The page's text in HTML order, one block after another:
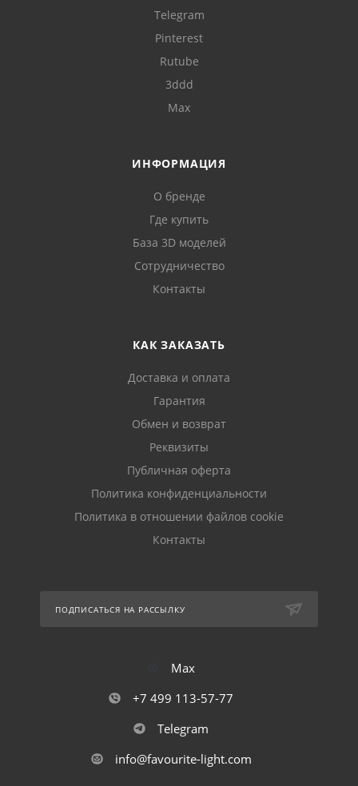
Telegram
Pinterest
Rutube
3ddd
Max
ИНФОРМАЦИЯ
О бренде
Где купить
База 3D моделей
Сотрудничество
Контакты
КАК ЗАКАЗАТЬ
Доставка и оплата
Гарантия
Обмен и возврат
Реквизиты
Публичная оферта
Политика конфиденциальности
Политика в отношении файлов cookie
Контакты
ПОДПИСАТЬСЯ НА РАССЫЛКУ
Max
+7 499 113-57-77
Telegram
info@favourite-light.com